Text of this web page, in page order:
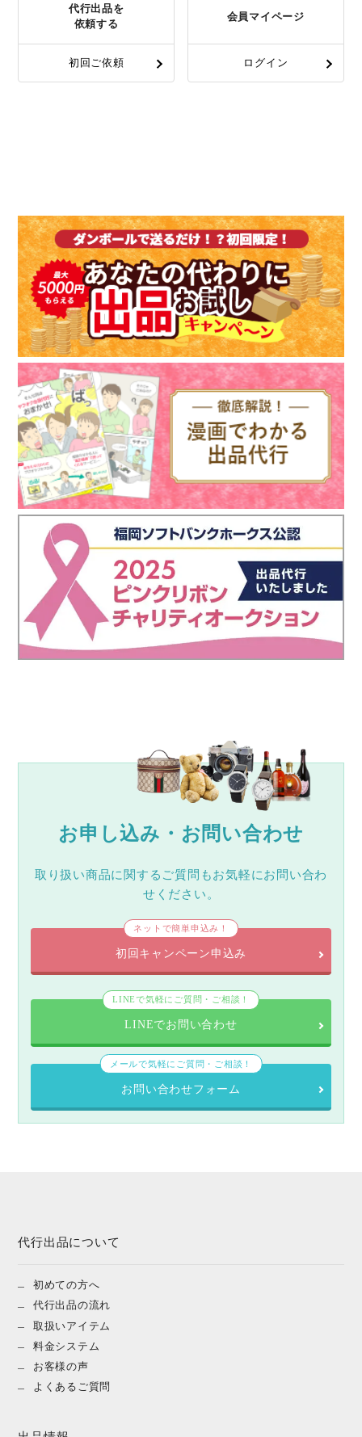
代行出品を
依頼する
初回ご依頼
会員マイページ
ログイン
お申し込み・お問い合わせ
取り扱い商品に関するご質問もお気軽にお問い合わ
せください。
ネットで簡単申込み！
初回キャンペーン申込み
LINEで気軽にご質問・ご相談！
LINEでお問い合わせ
メールで気軽にご質問・ご相談！
お問い合わせフォーム
代行出品について
初めての方へ
代行出品の流れ
取扱いアイテム
料金システム
お客様の声
よくあるご質問